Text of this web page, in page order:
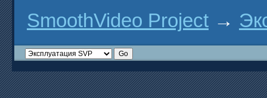
SmoothVideo Project →